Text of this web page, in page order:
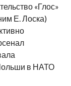
«Глос»
Е. Лоска)
в НАТО